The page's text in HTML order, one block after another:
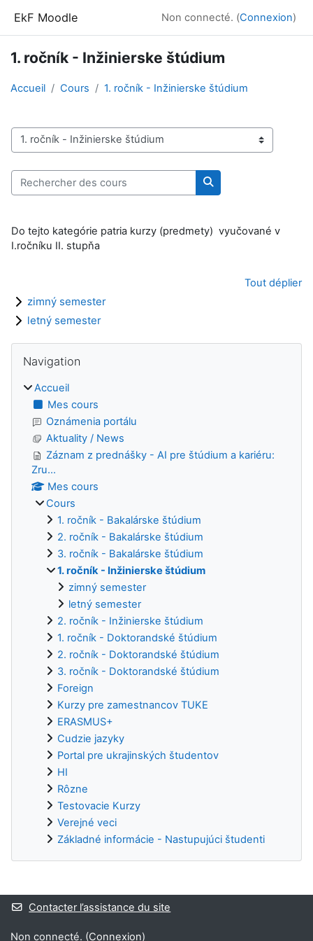
EkF Moodle Non connecté. (Connexion)
1. ročník - Inžinierske štúdium
Accueil Cours 1. ročník - Inžinierske štúdium
Catégories de cours
Rechercher des cours
Rechercher des
Do tejto kategórie patria kurzy (predmety) vyučované v
I.ročníku II. stupňa
Tout déplier
zimný semester
letný semester
Blocs
Navigation
Accueil
Mes cours
Oznámenia portálu
Aktuality / News
Záznam z prednášky - AI pre štúdium a kariéru:
Zru...
Mes cours
Cours
1. ročník - Bakalárske štúdium
2. ročník - Bakalárske štúdium
3. ročník - Bakalárske štúdium
1. ročník - Inžinierske štúdium
zimný semester
letný semester
2. ročník - Inžinierske štúdium
1. ročník - Doktorandské štúdium
2. ročník - Doktorandské štúdium
3. ročník - Doktorandské štúdium
Foreign
Kurzy pre zamestnancov TUKE
ERASMUS+
Cudzie jazyky
Portal pre ukrajinských študentov
HI
Rôzne
Testovacie Kurzy
Verejné veci
Základné informácie - Nastupujúci študenti
Blocs supplémentaires
Contacter l’assistance du site
Non connecté. (Connexion)